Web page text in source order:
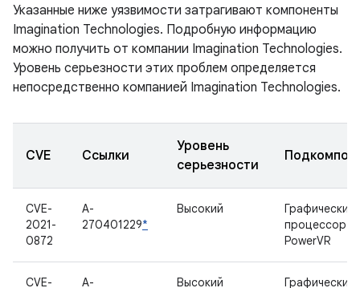
Указанные ниже уязвимости затрагивают компоненты
Imagination Technologies. Подробную информацию
можно получить от компании Imagination Technologies.
Уровень серьезности этих проблем определяется
непосредственно компанией Imagination Technologies.
CVE Ссылки
Уровень
серьезности
CVE-
2021-
0872
A-
270401229*
Высокий
Графический
процессор
PowerVR
CVE-
A-
Высокий
Графический